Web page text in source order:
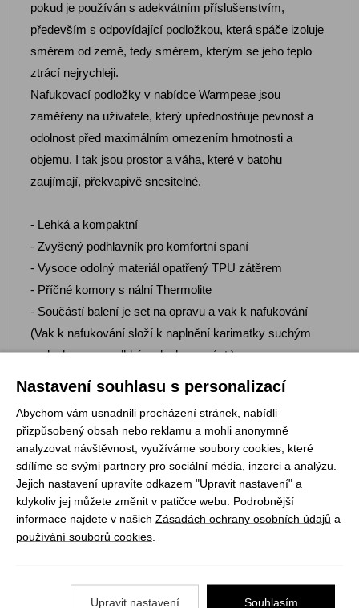
pokud je používán s adekvátním příslušenstvím,
především s odpovídající podložkou, která spáče izoluje
směrem od země, tedy směrem, kterým se jeho teplo
ztrácí nejrychleji.
Nafukovací podložky v nabídce Warmpeae jsou
zaměřeny na uživatele, který upřednostňuje pevnost a
odolnost před maximálním omezením hmotnosti a
objemu. I tak jsou prostor a váha, které v batohu
zaujímají, překvapivě snesitelné.
- Lehká a kompaktní
- Zvyšený podhlavník pro komfortní spaní
- Vysoce odolný materiál opatřený TPU zátěrem
- Příčné komory s nální Thermolite
- Součástí balení je set na opravu a vak k nafukování
(Vak k nafukování složí k naplnění karimatky suchým
vzduchem a ne vlhkým dechem z úst.)
Návod použití vaku k nafouknutí matrace:
- Rameno vaku připojte ventilem k matraci
- Vak naplňte vzduchem
- Uzavřete vak a stlačením naplňte matraci suchým
vzduchem
Materiál: Polyester TPU
Nastavení souhlasu s personalizací
Abychom vám usnadnili procházení stránek, nabídli
přizpůsobený obsah nebo reklamu a mohli anonymně
analyzovat návštěvnost, využíváme soubory cookies, které
sdílíme se svými partnery pro sociální média, inzerci a analýzu.
Jejich nastavení upravíte odkazem "Upravit nastavení" a
kdykoliv jej můžete změnit v patičce webu. Podrobnější
informace najdete v našich Zásadách ochrany osobních údajů a
používání souborů cookies
Upravit nastavení Souhlasím